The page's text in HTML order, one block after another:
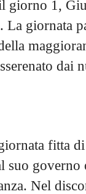
giorno 1,
La giornata
dai
fitta
suo
Nel